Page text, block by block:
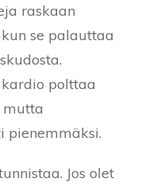
raskaan
se palauttaa
polttaa
mutta
pienemmäksi.
Jos olet